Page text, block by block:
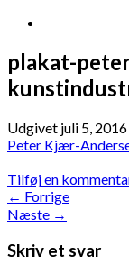
plakat-
Udgivet juli 5, 2016
Peter Kjær-
Tilføj en
← Forrige
Næste →
Skriv et svar